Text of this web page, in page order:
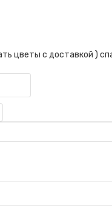
цветы с доставкой )